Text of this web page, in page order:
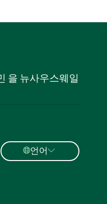
을 뉴사우스웨일
언어